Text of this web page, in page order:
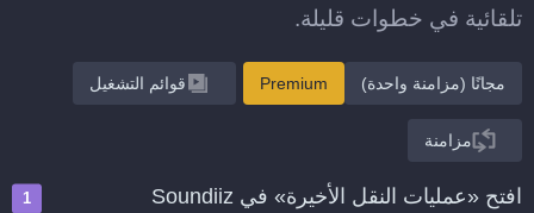
تلقائية في خطوات قليلة.
مجانًا (مزامنة واحدة) Premium قوائم التشغيل
مزامنة
افتح «عمليات النقل الأخيرة» في Soundiiz